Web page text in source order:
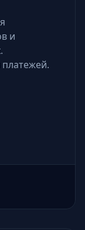
и